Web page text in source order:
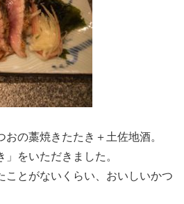
の藁焼きたたき＋土佐地酒。
をいただきました。
ことがないくらい、おいしいかつ